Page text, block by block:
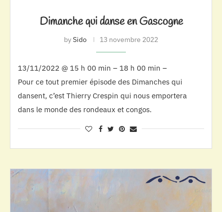
Dimanche qui danse en Gascogne
bySido 13 novembre 2022
13/11/2022 @ 15 h 00 min – 18 h 00 min –
Pour ce tout premier épisode des Dimanches qui
dansent, c’est Thierry Crespin qui nous emportera
dans le monde des rondeaux et congos.